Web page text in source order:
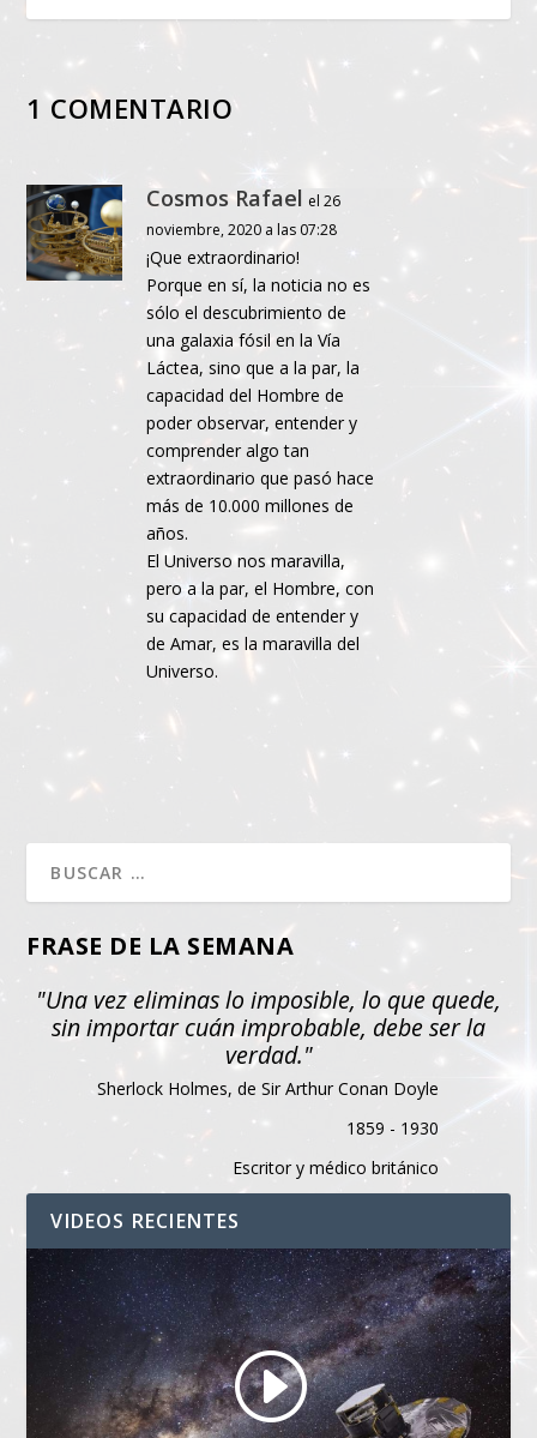
1 COMENTARIO
Cosmos Rafael el 26
noviembre, 2020 a las 07:28
¡Que extraordinario!
Porque en sí, la noticia no es
sólo el descubrimiento de
una galaxia fósil en la Vía
Láctea, sino que a la par, la
capacidad del Hombre de
poder observar, entender y
comprender algo tan
extraordinario que pasó hace
más de 10.000 millones de
años.
El Universo nos maravilla,
pero a la par, el Hombre, con
su capacidad de entender y
de Amar, es la maravilla del
Universo.
FRASE DE LA SEMANA
"Una vez eliminas lo imposible, lo que quede,
sin importar cuán improbable, debe ser la
verdad."
Sherlock Holmes, de Sir Arthur Conan Doyle
1859 - 1930
Escritor y médico británico
VIDEOS RECIENTES